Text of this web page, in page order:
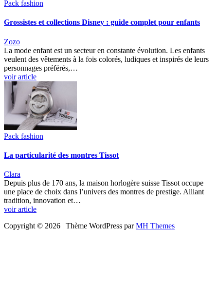
Pack fashion
Grossistes et collections Disney : guide complet pour enfants
Zozo
La mode enfant est un secteur en constante évolution. Les enfants
veulent des vêtements à la fois colorés, ludiques et inspirés de leurs
personnages préférés,…
voir article
Pack fashion
La particularité des montres Tissot
Clara
Depuis plus de 170 ans, la maison horlogère suisse Tissot occupe
une place de choix dans l’univers des montres de prestige. Alliant
tradition, innovation et…
voir article
Copyright © 2026 | Thème WordPress parMH Themes